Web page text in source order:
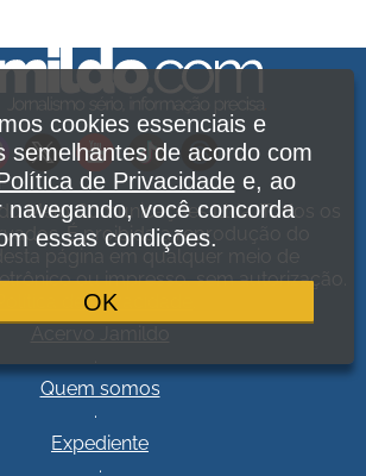
Melo Comunicações Ltda. Todos os
É proibida a reprodução do
página em qualquer meio de
ou impresso, sem autorização.
Política de Privacidade
Quem somos
.
Expediente
.
cookies essenciais e
semelhantes de acordo com
de Privacidadee, ao
navegando, você concorda
essas condições.
OK